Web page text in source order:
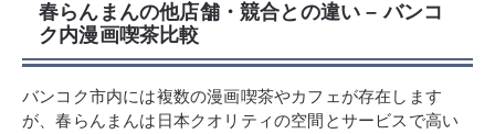
春らんまんの他店舗・競合との違い – バンコ
ク内漫画喫茶比較
バンコク市内には複数の漫画喫茶やカフェが存在します
が、春らんまんは日本クオリティの空間とサービスで高い